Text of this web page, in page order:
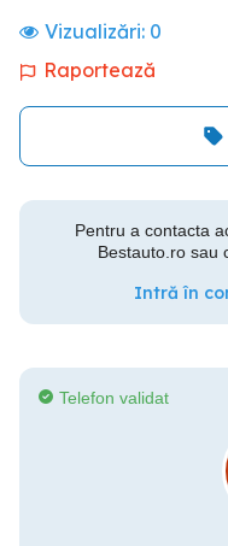
Vizualizări: 0
Raportează
Pentru a contacta
Bestauto.ro sau
Intră în
Telefon validat